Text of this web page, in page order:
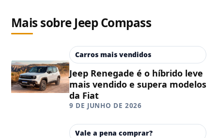
Mais sobre Jeep Compass
Carros mais vendidos
Jeep Renegade é o híbrido leve
mais vendido e supera modelos
da Fiat
9 DE JUNHO DE 2026
Vale a pena comprar?